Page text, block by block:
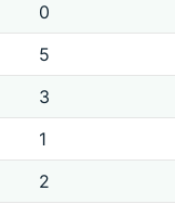
0
5
3
1
2